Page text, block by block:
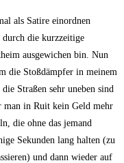
als Satire einordnen
die kurzzeitige
ausgewichen bin. Nun
die Stoßdämpfer in meinem
Straßen sehr uneben sind
in Ruit kein Geld mehr
die ohne das jemand
Sekunden lang halten (zu
und dann wieder auf